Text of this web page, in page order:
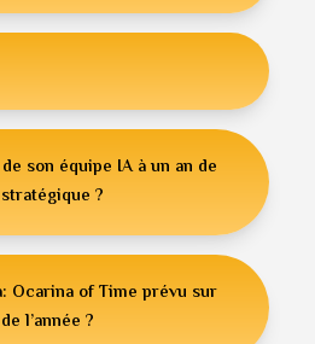
son équipe IA à un an de
?
Ocarina of Time prévu sur
l’année ?